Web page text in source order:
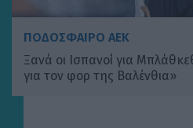
ΠΟΔΟΣΦΑΙΡΟ ΑΕΚ
Ξανά οι Ισπανοί για
για τον φορ της Βαλένθια»